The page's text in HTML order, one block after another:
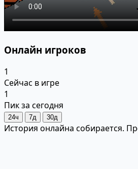
Онлайн игроков
1
Сейчас в игре
1
Пик за сегодня
24ч 7д 30д
История онлайна собирается.